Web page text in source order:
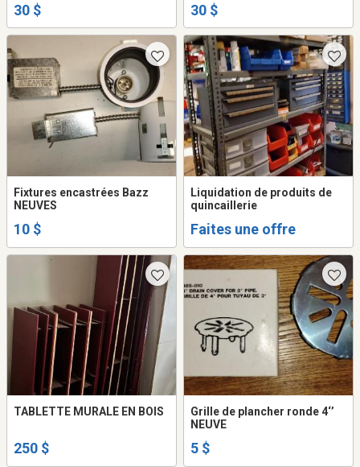
30 $ 30 $
Fixtures encastrées Bazz
NEUVES
10 $
Liquidation de produits de
quincaillerie
Faites une offre
TABLETTE MURALE EN BOIS
250 $
Grille de plancher ronde 4‘’
NEUVE
5 $